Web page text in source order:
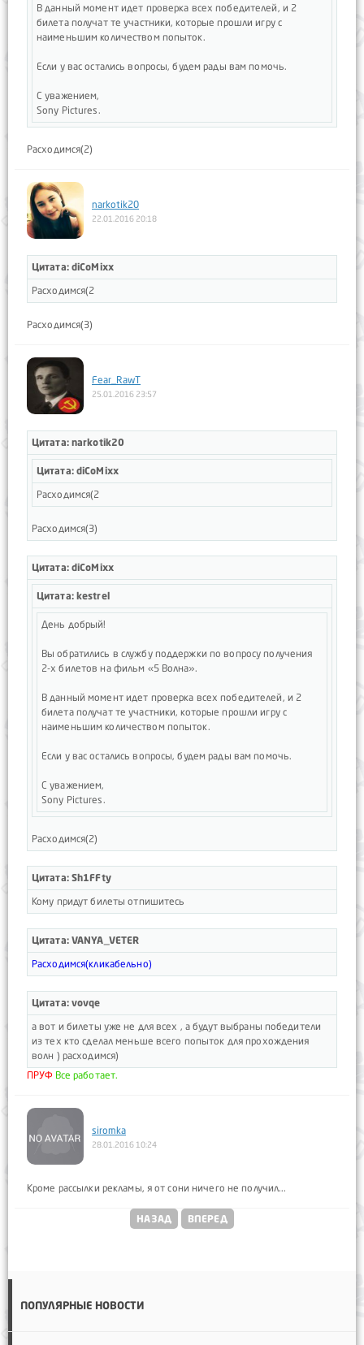
В данный момент идет проверка всех победителей, и 2
билета получат те участники, которые прошли игру с
наименьшим количеством попыток.
Если у вас остались вопросы, будем рады вам помочь.
С уважением,
Sony Pictures.
Расходимся(2)
narkotik20
22.01.2016 20:18
Цитата: diCoMixx
Расходимся(2
Расходимся(3)
Fear_RawT
25.01.2016 23:57
Цитата: narkotik20
Цитата: diCoMixx
Расходимся(2
Расходимся(3)
Цитата: diCoMixx
Цитата: kestrel
День добрый!
Вы обратились в службу поддержки по вопросу получения
2-х билетов на фильм «5 Волна».
В данный момент идет проверка всех победителей, и 2
билета получат те участники, которые прошли игру с
наименьшим количеством попыток.
Если у вас остались вопросы, будем рады вам помочь.
С уважением,
Sony Pictures.
Расходимся(2)
Цитата: Sh1FFty
Кому придут билеты отпишитесь
Цитата: VANYA_VETER
Расходимся(кликабельно)
Цитата: vovqe
а вот и билеты уже не для всех , а будут выбраны победители
из тех кто сделал меньше всего попыток для прохождения
волн ) расходимся)
ПРУФ Все работает.
siromka
28.01.2016 10:24
Кроме рассылки рекламы, я от сони ничего не получил...
НАЗАД ВПЕРЕД
ПОПУЛЯРНЫЕ НОВОСТИ